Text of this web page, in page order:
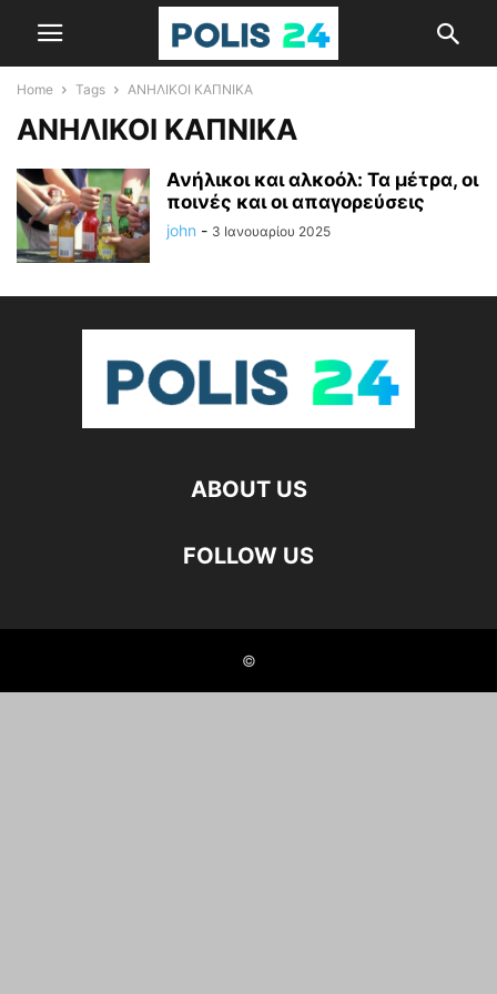
Home Tags ΑΝΗΛΙΚΟΙ ΚΑΠΝΙΚΑ
ΑΝΗΛΙΚΟΙ ΚΑΠΝΙΚΑ
Ανήλικοι και αλκοόλ: Τα μέτρα, οι
ποινές και οι απαγορεύσεις
john - 3 Ιανουαρίου 2025
ABOUT US
FOLLOW US
©